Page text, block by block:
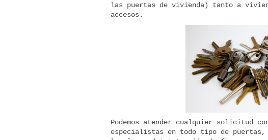
las puertas de vivienda) tanto a
accesos.
Podemos atender cualquier solicitud
especialistas en todo tipo de puertas,